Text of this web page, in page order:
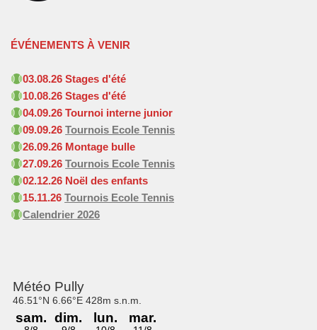
ÉVÉNEMENTS À VENIR
03.08.26 Stages d'été
10.08.26 Stages d'été
04.09.26 Tournoi interne junior
09.09.26Tournois Ecole Tennis
26.09.26 Montage bulle
27.09.26Tournois Ecole Tennis
02.12.26 Noël des enfants
15.11.26Tournois Ecole Tennis
Calendrier 2026